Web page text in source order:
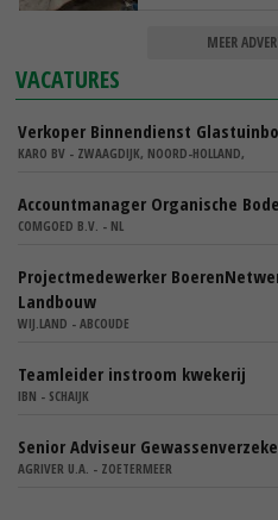
MEER
VACATURES
Verkoper Binnendienst
KARO BV - ZWAAGDIJK, NOORD-HOLLAND,
Accountmanager Organische
COMGOED B.V. - NL
Projectmedewerker
Landbouw
WIJ.LAND - ABCOUDE
Teamleider instroom kwekerij
IBN - SCHAIJK
Senior Adviseur
AGRIVER U.A. - ZOETERMEER